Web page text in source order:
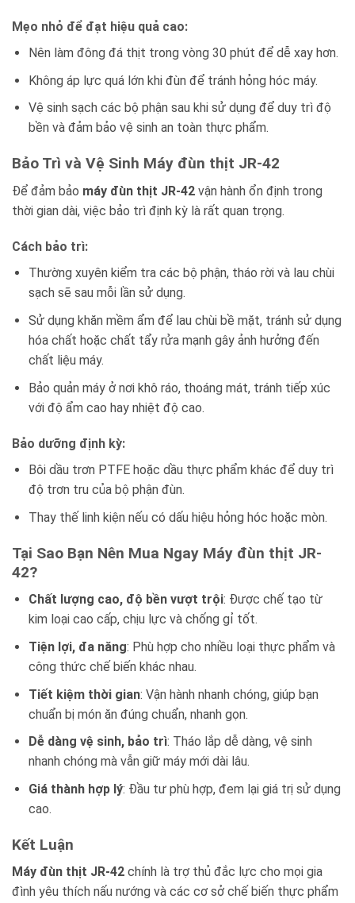
Mẹo nhỏ để đạt hiệu quả cao:
Nên làm đông đá thịt trong vòng 30 phút để dễ xay hơn.
Không áp lực quá lớn khi đùn để tránh hỏng hóc máy.
Vệ sinh sạch các bộ phận sau khi sử dụng để duy trì độ
bền và đảm bảo vệ sinh an toàn thực phẩm.
Bảo Trì và Vệ Sinh Máy đùn thịt JR-42
Để đảm bảo máy đùn thịt JR-42 vận hành ổn định trong
thời gian dài, việc bảo trì định kỳ là rất quan trọng.
Cách bảo trì:
Thường xuyên kiểm tra các bộ phận, tháo rời và lau chùi
sạch sẽ sau mỗi lần sử dụng.
Sử dụng khăn mềm ẩm để lau chùi bề mặt, tránh sử dụng
hóa chất hoặc chất tẩy rửa mạnh gây ảnh hưởng đến
chất liệu máy.
Bảo quản máy ở nơi khô ráo, thoáng mát, tránh tiếp xúc
với độ ẩm cao hay nhiệt độ cao.
Bảo dưỡng định kỳ:
Bôi dầu trơn PTFE hoặc dầu thực phẩm khác để duy trì
độ trơn tru của bộ phận đùn.
Thay thế linh kiện nếu có dấu hiệu hỏng hóc hoặc mòn.
Tại Sao Bạn Nên Mua Ngay Máy đùn thịt JR-
42?
Chất lượng cao, độ bền vượt trội: Được chế tạo từ
kim loại cao cấp, chịu lực và chống gỉ tốt.
Tiện lợi, đa năng: Phù hợp cho nhiều loại thực phẩm và
công thức chế biến khác nhau.
Tiết kiệm thời gian: Vận hành nhanh chóng, giúp bạn
chuẩn bị món ăn đúng chuẩn, nhanh gọn.
Dễ dàng vệ sinh, bảo trì: Tháo lắp dễ dàng, vệ sinh
nhanh chóng mà vẫn giữ máy mới dài lâu.
Giá thành hợp lý: Đầu tư phù hợp, đem lại giá trị sử dụng
cao.
Kết Luận
Máy đùn thịt JR-42 chính là trợ thủ đắc lực cho mọi gia
đình yêu thích nấu nướng và các cơ sở chế biến thực phẩm